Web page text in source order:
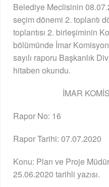
Belediye Meclisinin
seçim dönemi 2. toplantı
toplantısı 2. birleşiminin
bölümünde İmar
sayılı raporu Başkanlık
hitaben okundu.
İMAR
Rapor No: 16
Rapor Tarihi: 07.07.2020
Konu: Plan ve Proje
25.06.2020 tarihli yazısı.